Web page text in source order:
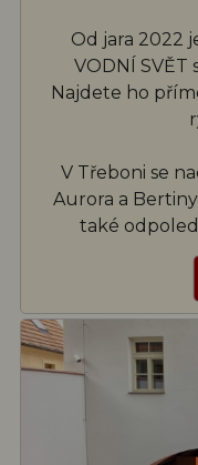
Od jara 2022
VODNÍ SVĚT
Najdete ho
V Třeboni se
Aurora a
také